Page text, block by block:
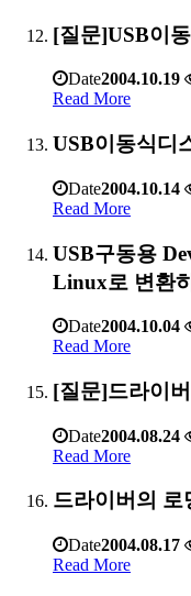
[질문]USB이
Date2004.10.19
Read More
USB이동식디
Date2004.10.14
Read More
USB구동용
Linux로 변환
Date2004.10.04
Read More
[질문]드라이
Date2004.08.24
Read More
드라이버의 로
Date2004.08.17
Read More